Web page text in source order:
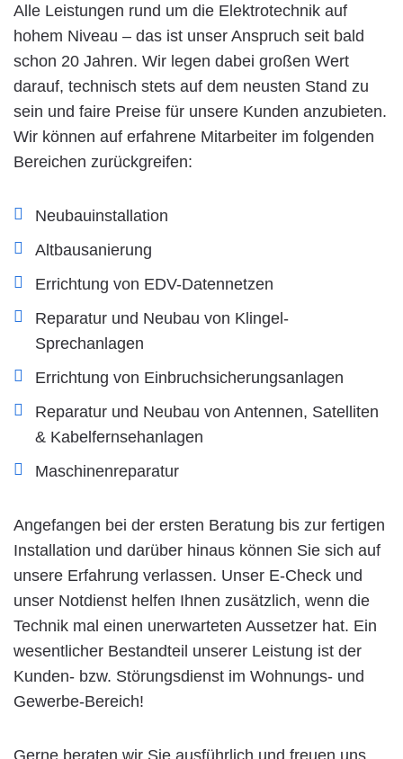
Alle Leistungen rund um die Elektrotechnik auf
hohem Niveau – das ist unser Anspruch seit bald
schon 20 Jahren. Wir legen dabei großen Wert
darauf, technisch stets auf dem neusten Stand zu
sein und faire Preise für unsere Kunden anzubieten.
Wir können auf erfahrene Mitarbeiter im folgenden
Bereichen zurückgreifen:
Neubauinstallation
Altbausanierung
Errichtung von EDV-Datennetzen
Reparatur und Neubau von Klingel-
Sprechanlagen
Errichtung von Einbruchsicherungsanlagen
Reparatur und Neubau von Antennen, Satelliten
& Kabelfernsehanlagen
Maschinenreparatur
Angefangen bei der ersten Beratung bis zur fertigen
Installation und darüber hinaus können Sie sich auf
unsere Erfahrung verlassen. Unser E-Check und
unser Notdienst helfen Ihnen zusätzlich, wenn die
Technik mal einen unerwarteten Aussetzer hat. Ein
wesentlicher Bestandteil unserer Leistung ist der
Kunden- bzw. Störungsdienst im Wohnungs- und
Gewerbe-Bereich!
Gerne beraten wir Sie ausführlich und freuen uns